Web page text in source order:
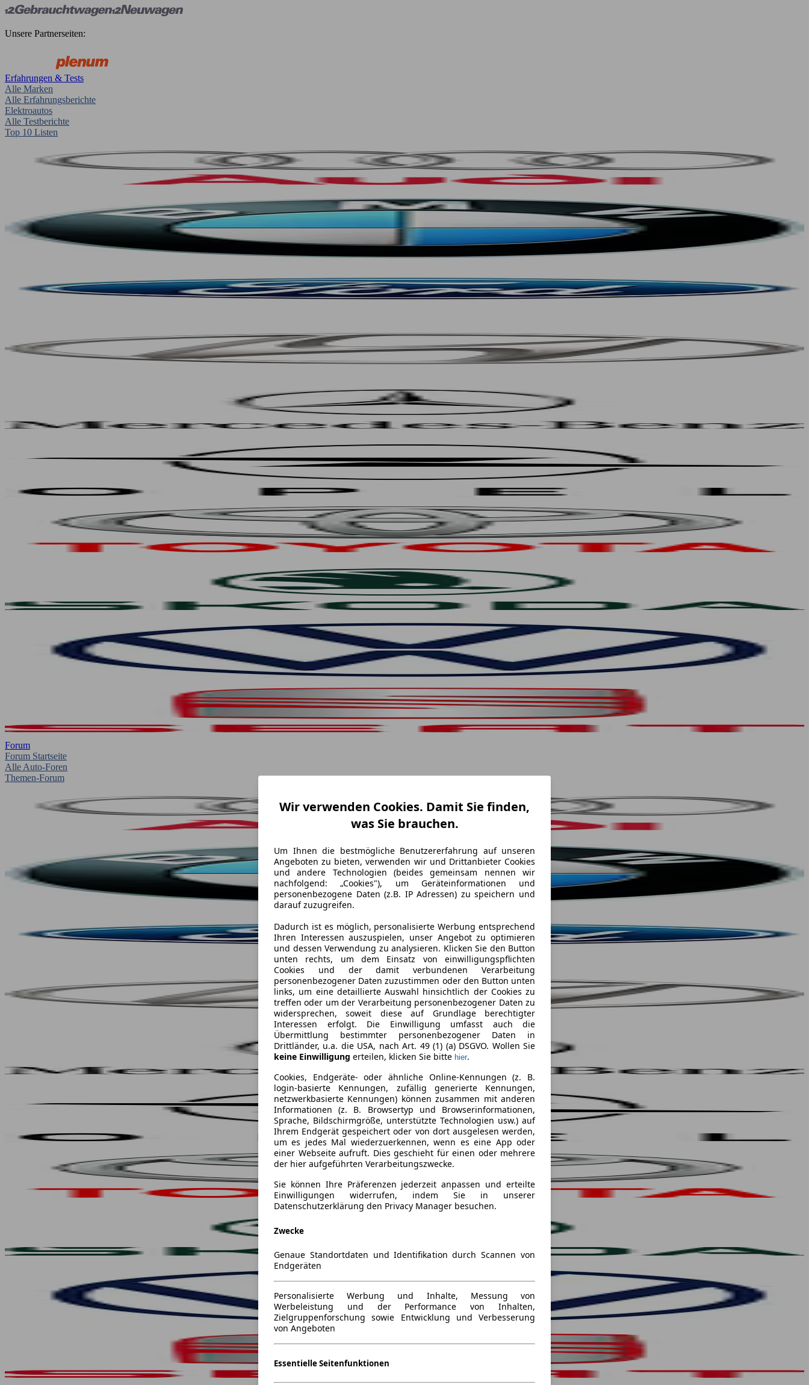
Unsere Partnerseiten:
Erfahrungen & Tests
Alle Marken
Alle Erfahrungsberichte
Elektroautos
Alle Testberichte
Top 10 Listen
Forum
Forum Startseite
Alle Auto-Foren
Themen-Forum
Wir verwenden Cookies. Damit Sie finden,
was Sie brauchen.
Um Ihnen die bestmögliche Benutzererfahrung auf unseren
Angeboten zu bieten, verwenden wir und Drittanbieter Cookies
und andere Technologien (beides gemeinsam nennen wir
nachfolgend: „Cookies"), um Geräteinformationen und
personenbezogene Daten (z.B. IP Adressen) zu speichern und
darauf zuzugreifen.
Dadurch ist es möglich, personalisierte Werbung entsprechend
Ihren Interessen auszuspielen, unser Angebot zu optimieren
und dessen Verwendung zu analysieren. Klicken Sie den Button
unten rechts, um dem Einsatz von einwilligungspflichten
Cookies und der damit verbundenen Verarbeitung
personenbezogener Daten zuzustimmen oder den Button unten
links, um eine detaillierte Auswahl hinsichtlich der Cookies zu
treffen oder um der Verarbeitung personenbezogener Daten zu
widersprechen, soweit diese auf Grundlage berechtigter
Interessen erfolgt. Die Einwilligung umfasst auch die
Übermittlung bestimmter personenbezogener Daten in
Drittländer, u.a. die USA, nach Art. 49 (1) (a) DSGVO. Wollen Sie
keine Einwilligung erteilen, klicken Sie bitte hier.
Cookies, Endgeräte- oder ähnliche Online-Kennungen (z. B.
login-basierte Kennungen, zufällig generierte Kennungen,
netzwerkbasierte Kennungen) können zusammen mit anderen
Informationen (z. B. Browsertyp und Browserinformationen,
Sprache, Bildschirmgröße, unterstützte Technologien usw.) auf
Ihrem Endgerät gespeichert oder von dort ausgelesen werden,
um es jedes Mal wiederzuerkennen, wenn es eine App oder
einer Webseite aufruft. Dies geschieht für einen oder mehrere
der hier aufgeführten Verarbeitungszwecke.
Sie können Ihre Präferenzen jederzeit anpassen und erteilte
Einwilligungen widerrufen, indem Sie in unserer
Datenschutzerklärung den Privacy Manager besuchen.
Zwecke
Genaue Standortdaten und Identifikation durch Scannen von
Endgeräten
Personalisierte Werbung und Inhalte, Messung von
Werbeleistung und der Performance von Inhalten,
Zielgruppenforschung sowie Entwicklung und Verbesserung
von Angeboten
Essentielle Seitenfunktionen